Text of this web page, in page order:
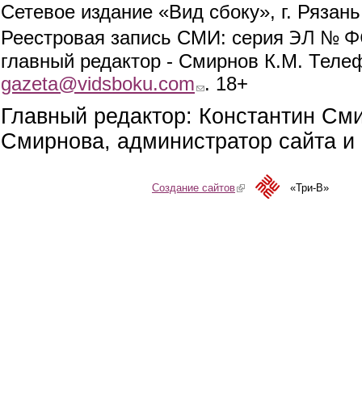
Сетевое издание «Вид сбоку», г.
Реестровая запись СМИ: серия ЭЛ №
главный редактор - Смирнов К.М.
gazeta@vidsboku.com (link sends e-mail)
. 18+
Главный редактор: Константин
Смирнова, администратор сайта
Создание сайтов(link is external)«Три-В»